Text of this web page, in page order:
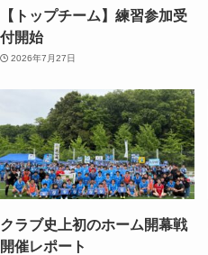
【トップチーム】練習参加受
付開始
2026年7月27日
クラブ史上初のホーム開幕戦
開催レポート